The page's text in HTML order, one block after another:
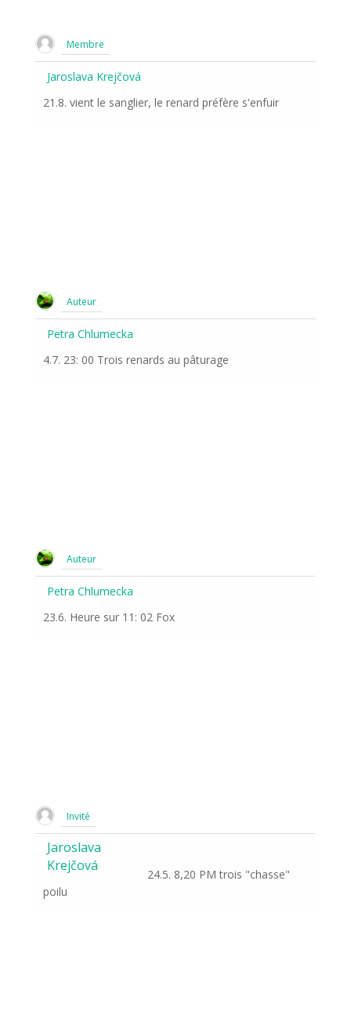
Membre
Jaroslava Krejčová
21.8. vient le sanglier, le renard préfère s'enfuir
Auteur
Petra Chlumecka
4.7. 23: 00 Trois renards au pâturage
Auteur
Petra Chlumecka
23.6. Heure sur 11: 02 Fox
Invité
Jaroslava
Krejčová
24.5. 8,20 PM trois "chasse"
poilu